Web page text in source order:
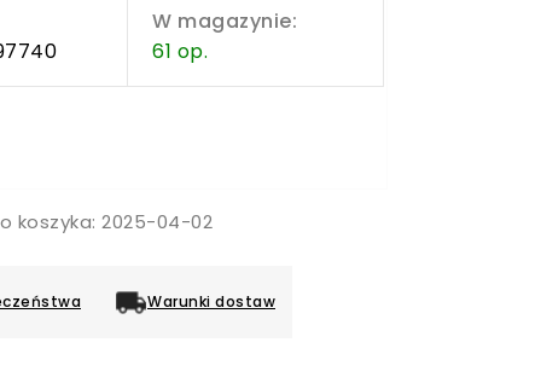
W magazynie:
61 op.
koszyka: 2025-04-02
Warunki dostaw